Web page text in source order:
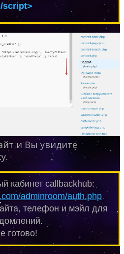
/script>
и Вы увидите
кабинет callbackhub:
adminroom/auth.php
телефон и мэйл для
готово!